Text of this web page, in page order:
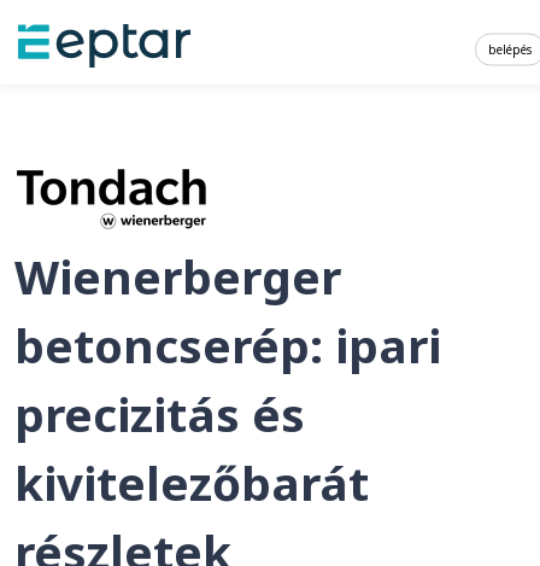
belépés
Wienerberger
betoncserép: ipari
precizitás és
kivitelezőbarát
részletek